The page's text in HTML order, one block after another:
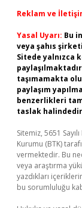
Reklam ve
Yasal Uyarı: Bu
veya şahıs
Sitede yalnızca
taşımamakta
paylaşım
benzerlikleri
taslak
Sitemiz, 5651
Kurumu (BTK)
vermektedir. Bu
veya araştırma
yazdıkları
bu sorumluluğu